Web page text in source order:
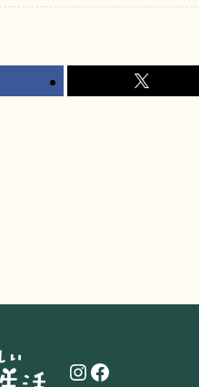
InstagramFacebook